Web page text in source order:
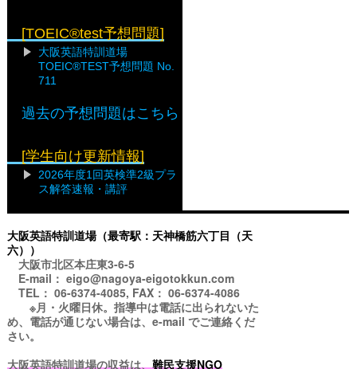
[TOEIC®test予想問題]
大阪英語特訓道場
TOEIC®TEST予想問題 No.
711
過去の予想問題はこちら
[学生向け更新情報]
2026年度1回英検準2級プラ
ス解答速報・講評
大阪英語特訓道場（最寄駅：天神橋筋六丁目（天
六））
大阪市北区本庄東3-6-5
E-mail： eigo@nagoya-eigotokkun.com
TEL： 06-6374-4085, FAX： 06-6374-4086
※月・火曜日休。指導中は電話に出られないた
め、電話が通じない場合は、e-mail でご連絡くだ
さい。
大阪英語特訓道場の収益は、難民支援NGO